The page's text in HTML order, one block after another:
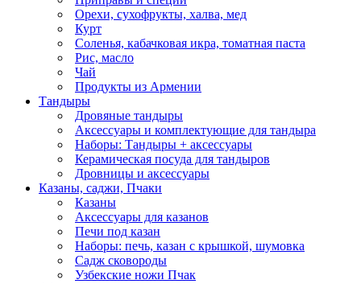
Орехи, сухофрукты, халва, мед
Курт
Соленья, кабачковая икра, томатная паста
Рис, масло
Чай
Продукты из Армении
Тандыры
Дровяные тандыры
Аксессуары и комплектующие для тандыра
Наборы: Тандыры + аксессуары
Керамическая посуда для тандыров
Дровницы и аксессуары
Казаны, саджи, Пчаки
Казаны
Аксессуары для казанов
Печи под казан
Наборы: печь, казан с крышкой, шумовка
Садж сковороды
Узбекские ножи Пчак